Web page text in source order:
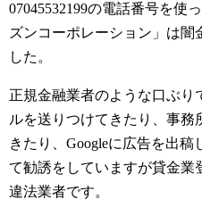
07045532199の電話番号を使
ズンコーポレーション」は闇
した。
正規金融業者のような口ぶり
ルを送りつけてきたり、事務
きたり、Googleに広告を出
て勧誘をしていますが貸金業
違法業者です。